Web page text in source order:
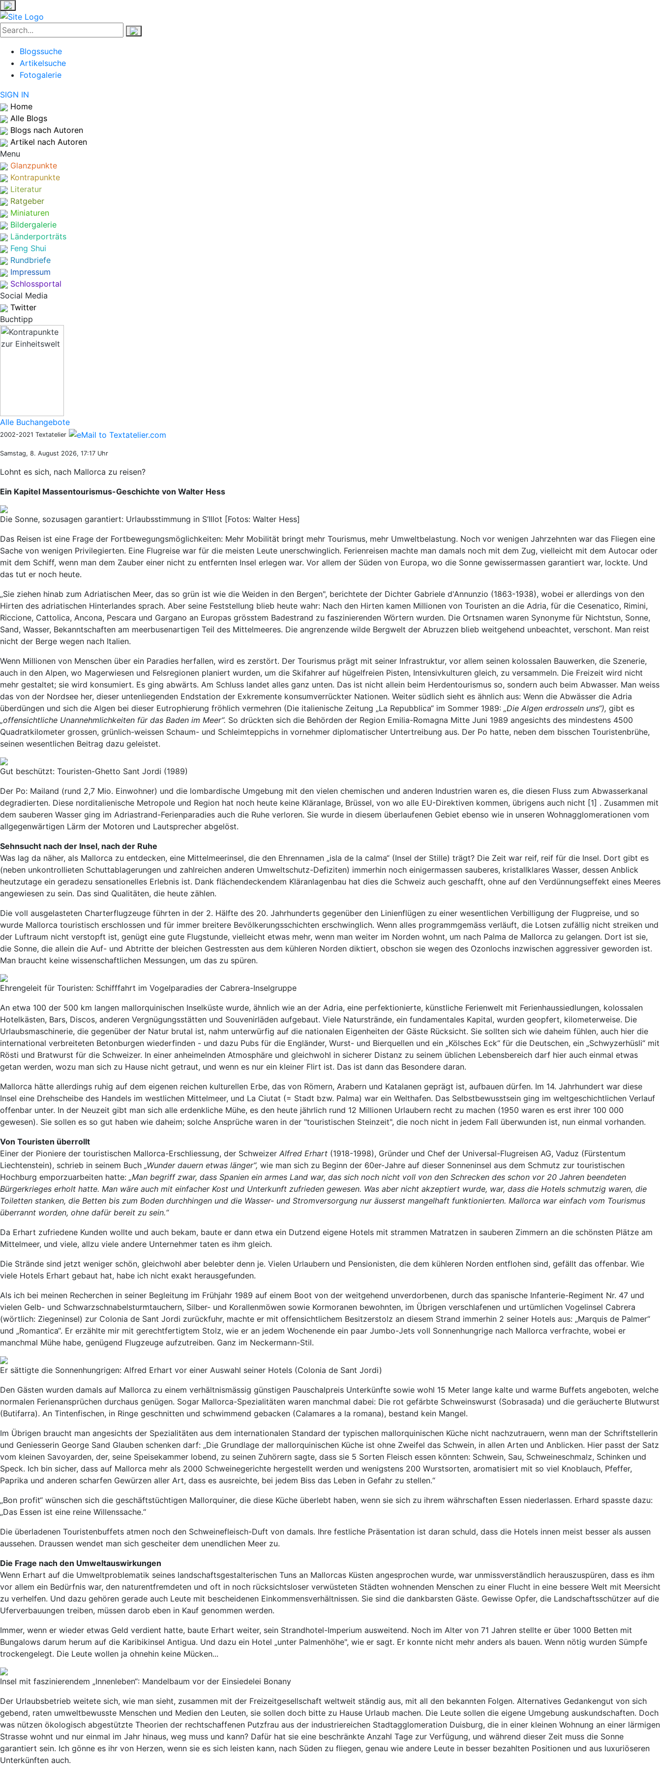
Blogssuche
Artikelsuche
Fotogalerie
SIGN IN
Home
Alle Blogs
Blogs nach Autoren
Artikel nach Autoren
Menu
Glanzpunkte
Kontrapunkte
Literatur
Ratgeber
Miniaturen
Bildergalerie
Länderporträts
Feng Shui
Rundbriefe
Impressum
Schlossportal
Social Media
Twitter
Buchtipp
Alle Buchangebote
2002-2021 Textatelier
Samstag, 8. August 2026, 17:17 Uhr
Lohnt es sich, nach Mallorca zu reisen?
Ein Kapitel Massentourismus-Geschichte von Walter Hess
Die Sonne, sozusagen garantiert: Urlaubsstimmung in S’Illot [Fotos: Walter Hess]
Das Reisen ist eine Frage der Fortbewegungsmöglichkeiten: Mehr Mobilität bringt mehr Tourismus, mehr Umweltbelastung. Noch vor wenigen Jahrzehnten war das Fliegen eine
Sache von wenigen Privilegierten. Eine Flugreise war für die meisten Leute unerschwinglich. Ferienreisen machte man damals noch mit dem Zug, vielleicht mit dem Autocar oder
mit dem Schiff, wenn man dem Zauber einer nicht zu entfernten Insel erlegen war. Vor allem der Süden von Europa, wo die Sonne gewissermassen garantiert war, lockte. Und
das tut er noch heute.
„Sie ziehen hinab zum Adriatischen Meer, das so grün ist wie die Weiden in den Bergen", berichtete der Dichter Gabriele d'Annunzio (1863-1938), wobei er allerdings von den
Hirten des adriatischen Hinterlandes sprach. Aber seine Feststellung blieb heute wahr: Nach den Hirten kamen Millionen von Touristen an die Adria, für die Cesenatico, Rimini,
Riccione, Cattolica, Ancona, Pescara und Gargano an Europas grösstem Badestrand zu faszinierenden Wörtern wurden. Die Ortsnamen waren Synonyme für Nichtstun, Sonne,
Sand, Wasser, Bekanntschaften am meerbusenartigen Teil des Mittelmeeres. Die angrenzende wilde Bergwelt der Abruzzen blieb weitgehend unbeachtet, verschont. Man reist
nicht der Berge wegen nach Italien.
Wenn Millionen von Menschen über ein Paradies herfallen, wird es zerstört. Der Tourismus prägt mit seiner Infrastruktur, vor allem seinen kolossalen Bauwerken, die Szenerie,
auch in den Alpen, wo Magerwiesen und Felsregionen planiert wurden, um die Skifahrer auf hügelfreien Pisten, Intensivkulturen gleich, zu versammeln. Die Freizeit wird nicht
mehr gestaltet; sie wird konsumiert. Es ging abwärts. Am Schluss landet alles ganz unten. Das ist nicht allein beim Herdentourismus so, sondern auch beim Abwasser. Man weiss
das von der Nordsee her, dieser untenliegenden Endstation der Exkremente konsumverrückter Nationen. Weiter südlich sieht es ähnlich aus: Wenn die Abwässer die Adria
überdüngen und sich die Algen bei dieser Eutrophierung fröhlich vermehren (Die italienische Zeitung „La Repubblica“ im Sommer 1989: „Die Algen erdrosseln uns“), gibt es
„offensichtliche Unannehmlichkeiten für das Baden im Meer“. So drückten sich die Behörden der Region Emilia-Romagna Mitte Juni 1989 angesichts des mindestens 4500
Quadratkilometer grossen, grünlich-weissen Schaum- und Schleimteppichs in vornehmer diplomatischer Untertreibung aus. Der Po hatte, neben dem bisschen Touristenbrühe,
seinen wesentlichen Beitrag dazu geleistet.
Gut beschützt: Touristen-Ghetto Sant Jordi (1989)
Der Po: Mailand (rund 2,7 Mio. Einwohner) und die lombardische Umgebung mit den vielen chemischen und anderen Industrien waren es, die diesen Fluss zum Abwasserkanal
degradierten. Diese norditalienische Metropole und Region hat noch heute keine Kläranlage, Brüssel, von wo alle EU-Direktiven kommen, übrigens auch nicht [1] . Zusammen mit
dem sauberen Wasser ging im Adriastrand-Ferienparadies auch die Ruhe verloren. Sie wurde in diesem überlaufenen Gebiet ebenso wie in unseren Wohnagglomerationen vom
allgegenwärtigen Lärm der Motoren und Lautsprecher abgelöst.
Sehnsucht nach der Insel, nach der Ruhe
Was lag da näher, als Mallorca zu entdecken, eine Mittelmeerinsel, die den Ehrennamen „isla de la calma“ (Insel der Stille) trägt? Die Zeit war reif, reif für die Insel. Dort gibt es
(neben unkontrollieten Schuttablagerungen und zahlreichen anderen Umweltschutz-Defiziten) immerhin noch einigermassen sauberes, kristallklares Wasser, dessen Anblick
heutzutage ein geradezu sensationelles Erlebnis ist. Dank flächendeckendem Kläranlagenbau hat dies die Schweiz auch geschafft, ohne auf den Verdünnungseffekt eines Meeres
angewiesen zu sein. Das sind Qualitäten, die heute zählen.
Die voll ausgelasteten Charterflugzeuge führten in der 2. Hälfte des 20. Jahrhunderts gegenüber den Linienflügen zu einer wesentlichen Verbilligung der Flugpreise, und so
wurde Mallorca touristisch erschlossen und für immer breitere Bevölkerungsschichten erschwinglich. Wenn alles programmgemäss verläuft, die Lotsen zufällig nicht streiken und
der Luftraum nicht verstopft ist, genügt eine gute Flugstunde, vielleicht etwas mehr, wenn man weiter im Norden wohnt, um nach Palma de Mallorca zu gelangen. Dort ist sie,
die Sonne, die allein die Auf- und Abtritte der bleichen Gestressten aus dem kühleren Norden diktiert, obschon sie wegen des Ozonlochs inzwischen aggressiver geworden ist.
Man braucht keine wissenschaftlichen Messungen, um das zu spüren.
Ehrengeleit für Touristen: Schifffahrt im Vogelparadies der Cabrera-Inselgruppe
An etwa 100 der 500 km langen mallorquinischen Inselküste wurde, ähnlich wie an der Adria, eine perfektionierte, künstliche Ferienwelt mit Ferienhaussiedlungen, kolossalen
Hotelkästen, Bars, Discos, anderen Vergnügungsstätten und Souvenirläden aufgebaut. Viele Naturstrände, ein fundamentales Kapital, wurden geopfert, kilometerweise. Die
Urlaubsmaschinerie, die gegenüber der Natur brutal ist, nahm unterwürfig auf die nationalen Eigenheiten der Gäste Rücksicht. Sie sollten sich wie daheim fühlen, auch hier die
international verbreiteten Betonburgen wiederfinden - und dazu Pubs für die Engländer, Wurst- und Bierquellen und ein „Kölsches Eck“ für die Deutschen, ein „Schwyzerhüsli“ mit
Rösti und Bratwurst für die Schweizer. In einer anheimelnden Atmosphäre und gleichwohl in sicherer Distanz zu seinem üblichen Lebensbereich darf hier auch einmal etwas
getan werden, wozu man sich zu Hause nicht getraut, und wenn es nur ein kleiner Flirt ist. Das ist dann das Besondere daran.
Mallorca hätte allerdings ruhig auf dem eigenen reichen kulturellen Erbe, das von Römern, Arabern und Katalanen geprägt ist, aufbauen dürfen. Im 14. Jahrhundert war diese
Insel eine Drehscheibe des Handels im westlichen Mittelmeer, und La Ciutat (= Stadt bzw. Palma) war ein Welthafen. Das Selbstbewusstsein ging im weltgeschichtlichen Verlauf
offenbar unter. In der Neuzeit gibt man sich alle erdenkliche Mühe, es den heute jährlich rund 12 Millionen Urlaubern recht zu machen (1950 waren es erst ihrer 100 000
gewesen). Sie sollen es so gut haben wie daheim; solche Ansprüche waren in der "touristischen Steinzeit", die noch nicht in jedem Fall überwunden ist, nun einmal vorhanden.
Von Touristen überrollt
Einer der Pioniere der touristischen Mallorca-Erschliessung, der Schweizer Alfred Erhart (1918-1998), Gründer und Chef der Universal-Flugreisen AG, Vaduz (Fürstentum
Liechtenstein), schrieb in seinem Buch „Wunder dauern etwas länger“, wie man sich zu Beginn der 60er-Jahre auf dieser Sonneninsel aus dem Schmutz zur touristischen
Hochburg emporzuarbeiten hatte: „Man begriff zwar, dass Spanien ein armes Land war, das sich noch nicht voll von den Schrecken des schon vor 20 Jahren beendeten
Bürgerkrieges erholt hatte. Man wäre auch mit einfacher Kost und Unterkunft zufrieden gewesen. Was aber nicht akzeptiert wurde, war, dass die Hotels schmutzig waren, die
Toiletten stanken, die Betten bis zum Boden durchhingen und die Wasser- und Stromversorgung nur äusserst mangelhaft funktionierten. Mallorca war einfach vom Tourismus
überrannt worden, ohne dafür bereit zu sein.“
Da Erhart zufriedene Kunden wollte und auch bekam, baute er dann etwa ein Dutzend eigene Hotels mit strammen Matratzen in sauberen Zimmern an die schönsten Plätze am
Mittelmeer, und viele, allzu viele andere Unternehmer taten es ihm gleich.
Die Strände sind jetzt weniger schön, gleichwohl aber belebter denn je. Vielen Urlaubern und Pensionisten, die dem kühleren Norden entflohen sind, gefällt das offenbar. Wie
viele Hotels Erhart gebaut hat, habe ich nicht exakt herausgefunden.
Als ich bei meinen Recherchen in seiner Begleitung im Frühjahr 1989 auf einem Boot von der weitgehend unverdorbenen, durch das spanische Infanterie-Regiment Nr. 47 und
vielen Gelb- und Schwarzschnabelsturmtauchern, Silber- und Korallenmöwen sowie Kormoranen bewohnten, im Übrigen verschlafenen und urtümlichen Vogelinsel Cabrera
(wörtlich: Ziegeninsel) zur Colonia de Sant Jordi zurückfuhr, machte er mit offensichtlichem Besitzerstolz an diesem Strand immerhin 2 seiner Hotels aus: „Marquis de Palmer“
und „Romantica“. Er erzählte mir mit gerechtfertigtem Stolz, wie er an jedem Wochenende ein paar Jumbo-Jets voll Sonnenhungrige nach Mallorca verfrachte, wobei er
manchmal Mühe habe, genügend Flugzeuge aufzutreiben. Ganz im Neckermann-Stil.
Er sättigte die Sonnenhungrigen: Alfred Erhart vor einer Auswahl seiner Hotels (Colonia de Sant Jordi)
Den Gästen wurden damals auf Mallorca zu einem verhältnismässig günstigen Pauschalpreis Unterkünfte sowie wohl 15 Meter lange kalte und warme Buffets angeboten, welche
normalen Ferienansprüchen durchaus genügen. Sogar Mallorca-Spezialitäten waren manchmal dabei: Die rot gefärbte Schweinswurst (Sobrasada) und die geräucherte Blutwurst
(Butifarra). An Tintenfischen, in Ringe geschnitten und schwimmend gebacken (Calamares a la romana), bestand kein Mangel.
Im Übrigen braucht man angesichts der Spezialitäten aus dem internationalen Standard der typischen mallorquinischen Küche nicht nachzutrauern, wenn man der Schriftstellerin
und Geniesserin George Sand Glauben schenken darf: „Die Grundlage der mallorquinischen Küche ist ohne Zweifel das Schwein, in allen Arten und Anblicken. Hier passt der Satz
vom kleinen Savoyarden, der, seine Speisekammer lobend, zu seinen Zuhörern sagte, dass sie 5 Sorten Fleisch essen könnten: Schwein, Sau, Schweineschmalz, Schinken und
Speck. Ich bin sicher, dass auf Mallorca mehr als 2000 Schweinegerichte hergestellt werden und wenigstens 200 Wurstsorten, aromatisiert mit so viel Knoblauch, Pfeffer,
Paprika und anderen scharfen Gewürzen aller Art, dass es ausreichte, bei jedem Biss das Leben in Gefahr zu stellen.“
„Bon profit“ wünschen sich die geschäftstüchtigen Mallorquiner, die diese Küche überlebt haben, wenn sie sich zu ihrem währschaften Essen niederlassen. Erhard spasste dazu:
„Das Essen ist eine reine Willenssache.“
Die überladenen Touristenbuffets atmen noch den Schweinefleisch-Duft von damals. Ihre festliche Präsentation ist daran schuld, dass die Hotels innen meist besser als aussen
aussehen. Draussen wendet man sich gescheiter dem unendlichen Meer zu.
Die Frage nach den Umweltauswirkungen
Wenn Erhart auf die Umweltproblematik seines landschaftsgestalterischen Tuns an Mallorcas Küsten angesprochen wurde, war unmissverständlich herauszuspüren, dass es ihm
vor allem ein Bedürfnis war, den naturentfremdeten und oft in noch rücksichtsloser verwüsteten Städten wohnenden Menschen zu einer Flucht in eine bessere Welt mit Meersicht
zu verhelfen. Und dazu gehören gerade auch Leute mit bescheidenen Einkommensverhältnissen. Sie sind die dankbarsten Gäste. Gewisse Opfer, die Landschaftsschützer auf die
Uferverbauungen treiben, müssen darob eben in Kauf genommen werden.
Immer, wenn er wieder etwas Geld verdient hatte, baute Erhart weiter, sein Strandhotel-Imperium ausweitend. Noch im Alter von 71 Jahren stellte er über 1000 Betten mit
Bungalows darum herum auf die Karibikinsel Antigua. Und dazu ein Hotel „unter Palmenhöhe", wie er sagt. Er konnte nicht mehr anders als bauen. Wenn nötig wurden Sümpfe
trockengelegt. Die Leute wollen ja ohnehin keine Mücken...
Insel mit faszinierendem „Innenleben“: Mandelbaum vor der Einsiedelei Bonany
Der Urlaubsbetrieb weitete sich, wie man sieht, zusammen mit der Freizeitgesellschaft weltweit ständig aus, mit all den bekannten Folgen. Alternatives Gedankengut von sich
gebend, raten umweltbewusste Menschen und Medien den Leuten, sie sollen doch bitte zu Hause Urlaub machen. Die Leute sollen die eigene Umgebung auskundschaften. Doch
was nützen ökologisch abgestützte Theorien der rechtschaffenen Putzfrau aus der industriereichen Stadtagglomeration Duisburg, die in einer kleinen Wohnung an einer lärmigen
Strasse wohnt und nur einmal im Jahr hinaus, weg muss und kann? Dafür hat sie eine beschränkte Anzahl Tage zur Verfügung, und während dieser Zeit muss die Sonne
garantiert sein. Ich gönne es ihr von Herzen, wenn sie es sich leisten kann, nach Süden zu fliegen, genau wie andere Leute in besser bezahlten Positionen und aus luxuriöseren
Unterkünften auch.